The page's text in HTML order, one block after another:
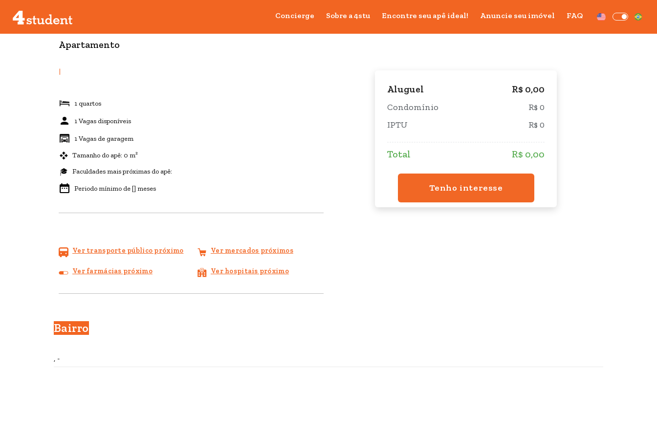
Concierge Sobre a 4stu Encontre seu apê ideal! Anuncie seu imóvel FAQ
Apartamento
|
1 quartos
1 Vagas disponíveis
1 Vagas de garagem
Tamanho do apê: 0 m²
Faculdades mais próximas do apê:
Periodo mínimo de [] meses
Ver transporte público próximo Ver mercados próximos
Ver farmácias próximo Ver hospitais próximo
Aluguel R$ 0,00
Condomínio
R$ 0
IPTU
R$ 0
Total R$ 0,00
Tenho interesse
Bairro
, -